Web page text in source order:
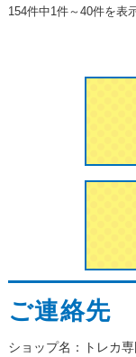
154件中1件～40件を表
ご連絡先
ショップ名：トレカ